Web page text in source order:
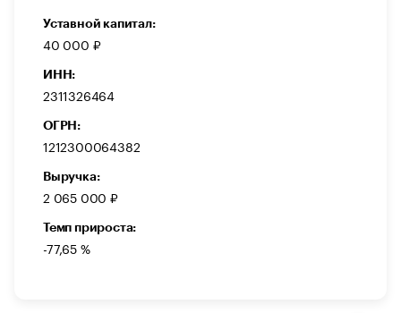
Уставной капитал:
40 000 ₽
ИНН:
2311326464
ОГРН:
1212300064382
Выручка:
2 065 000 ₽
Темп прироста:
-77,65 %